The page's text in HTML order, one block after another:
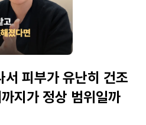
서 피부가 유난히 건조
지가 정상 범위일까